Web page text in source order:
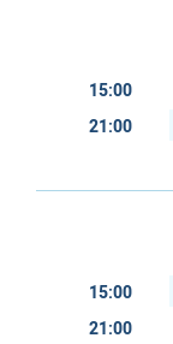
15:00
21:00
15:00
21:00